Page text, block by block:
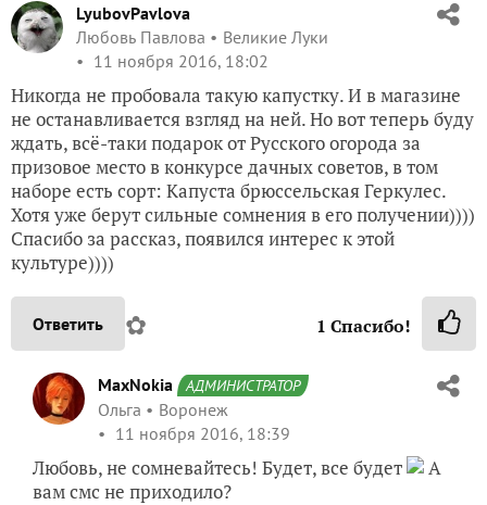
LyubovPavlova
Любовь Павлова
Великие Луки
11 ноября 2016, 18:02
Никогда не пробовала такую капустку. И в магазине
не останавливается взгляд на ней. Но вот теперь буду
ждать, всё-таки подарок от Русского огорода за
призовое место в конкурсе дачных советов, в том
наборе есть сорт: Капуста брюссельская Геркулес.
Хотя уже берут сильные сомнения в его получении))))
Спасибо за рассказ, появился интерес к этой
культуре))))
Ответить ✿ 1 Спасибо!
MaxNokia АДМИНИСТРАТОР
Ольга
Воронеж
11 ноября 2016, 18:39
Любовь, не сомневайтесь! Будет, все будет
А
вам смс не приходило?